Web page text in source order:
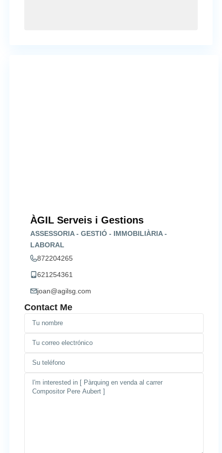
ÀGIL Serveis i Gestions
ASSESSORIA - GESTIÓ - IMMOBILIÀRIA -
LABORAL
872204265
621254361
joan@agilsg.com
Contact Me